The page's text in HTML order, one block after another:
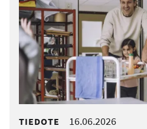
TIEDOTE 16.06.2026